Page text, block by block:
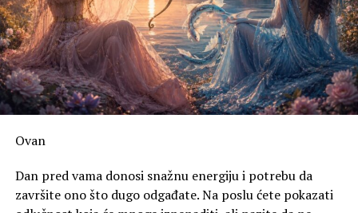
Ovan
Dan pred vama donosi snažnu energiju i potrebu da
završite ono što dugo odgađate. Na poslu ćete pokazati